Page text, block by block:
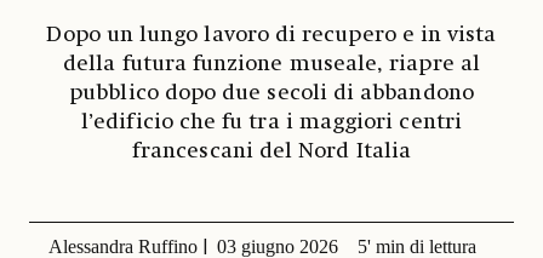
Dopo un lungo lavoro di recupero e in vista
della futura funzione museale, riapre al
pubblico dopo due secoli di abbandono
l’edificio che fu tra i maggiori centri
francescani del Nord Italia
Alessandra Ruffino 03 giugno 2026 5' min di lettura